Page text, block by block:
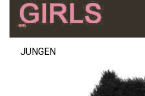
JUNGEN